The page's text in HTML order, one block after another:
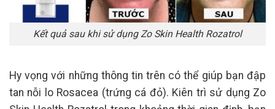
Kết quả sau khi sử dụng Zo Skin Health Rozatrol
Hy vọng với những thông tin trên có thể giúp bạn đập
tan nỗi lo Rosacea (trứng cá đỏ). Kiên trì sử dụng Zo